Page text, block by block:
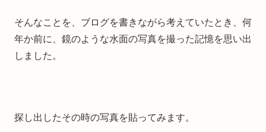
そんなことを、ブログを書きながら考えていたとき、何
年か前に、鏡のような水面の写真を撮った記憶を思い出
しました。
探し出したその時の写真を貼ってみます。